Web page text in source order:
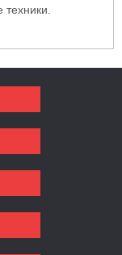
техники.